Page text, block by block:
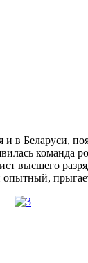
и в Беларуси,
команда